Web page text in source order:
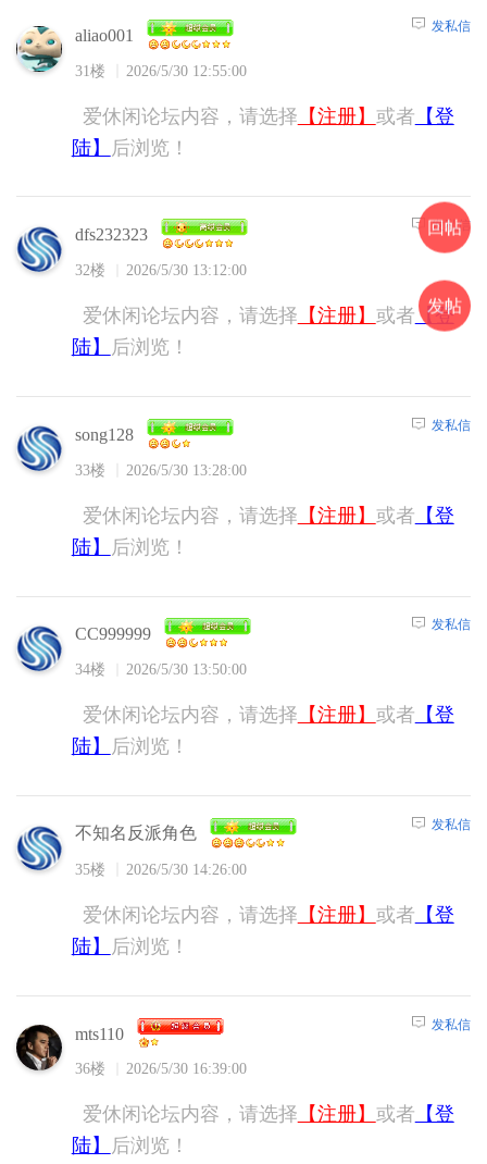
aliao001
31楼 2026/5/30 12:55:00
发私信
爱休闲论坛内容，请选择 【注册】 或者 【登
陆】
后浏览！
dfs232323
32楼 2026/5/30 13:12:00
发私信
爱休闲论坛内容，请选择 【注册】 或者 【登
陆】
后浏览！
song128
33楼 2026/5/30 13:28:00
发私信
爱休闲论坛内容，请选择 【注册】 或者 【登
陆】
后浏览！
CC999999
34楼 2026/5/30 13:50:00
发私信
爱休闲论坛内容，请选择 【注册】 或者 【登
陆】
后浏览！
不知名反派角色
35楼 2026/5/30 14:26:00
发私信
爱休闲论坛内容，请选择 【注册】 或者 【登
陆】
后浏览！
mts110
36楼 2026/5/30 16:39:00
发私信
爱休闲论坛内容，请选择 【注册】 或者 【登
陆】
后浏览！
回帖
发帖